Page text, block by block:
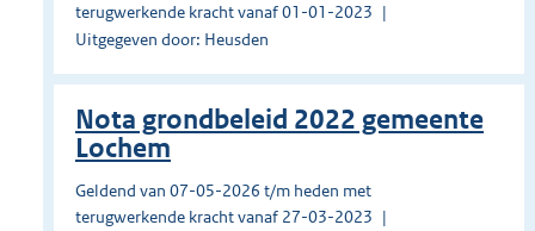
terugwerkende kracht vanaf 01-01-2023
Uitgegeven door: Heusden
Nota grondbeleid 2022 gemeente
Lochem
Geldend van 07-05-2026 t/m heden met
terugwerkende kracht vanaf 27-03-2023